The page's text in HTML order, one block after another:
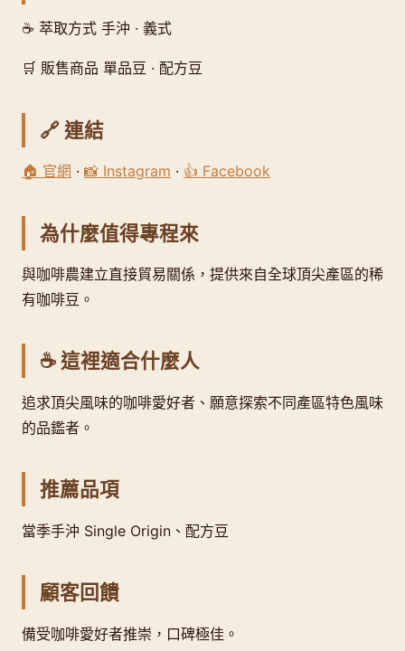
☕ 萃取方式 手沖 · 義式
🛒 販售商品 單品豆 · 配方豆
🔗 連結
🏠 官網 · 📸 Instagram · 👍 Facebook
為什麼值得專程來
與咖啡農建立直接貿易關係，提供來自全球頂尖產區的稀
有咖啡豆。
☕ 這裡適合什麼人
追求頂尖風味的咖啡愛好者、願意探索不同產區特色風味
的品鑑者。
推薦品項
當季手沖 Single Origin、配方豆
顧客回饋
備受咖啡愛好者推崇，口碑極佳。